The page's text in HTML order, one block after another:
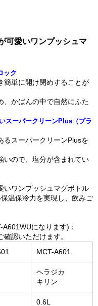
可愛いワンプッシュマ
ック
簡単に開け閉めすることが
、かばんの中で自然にふた
スーパークリーンPlus（プラ
るスーパークリーンPlusを
いので、塩分が含まれてい
いワンプッシュマグボトル
温保冷力を実現し、飲みご
になります)：
認いただけます。
MCT-A601
ヘラジカ
キリン
0.6L